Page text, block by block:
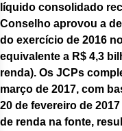
líquido consolidado
Conselho aprovou a
do exercício de 2016
equivalente a R$ 4,3
renda). Os JCPs
março de 2017, com
20 de fevereiro de
de renda na fonte,